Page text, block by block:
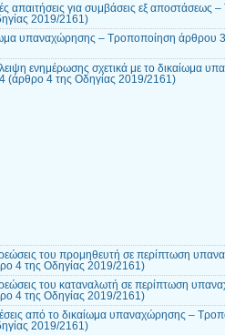
απαιτήσεις για συμβάσεις εξ
2019/2161)
υπαναχώρησης – Τροποποίηση άρθρου
ενημέρωσης σχετικά με το δικαίωμα
(άρθρο 4 της Οδηγίας 2019/2161)
του προμηθευτή σε περίπτωση
4 της Οδηγίας 2019/2161)
του καταναλωτή σε περίπτωση
4 της Οδηγίας 2019/2161)
από το δικαίωμα υπαναχώρησης –
2019/2161)